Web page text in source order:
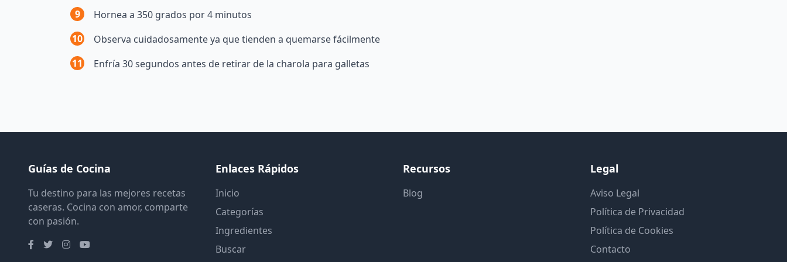
9
Hornea a 350 grados por 4 minutos
10
Observa cuidadosamente ya que tienden a quemarse fácilmente
11
Enfría 30 segundos antes de retirar de la charola para galletas
Guías de Cocina
Tu destino para las mejores recetas
caseras. Cocina con amor, comparte
con pasión.
Enlaces Rápidos
Inicio
Categorías
Ingredientes
Buscar
Recursos
Blog
Legal
Aviso Legal
Política de Privacidad
Política de Cookies
Contacto